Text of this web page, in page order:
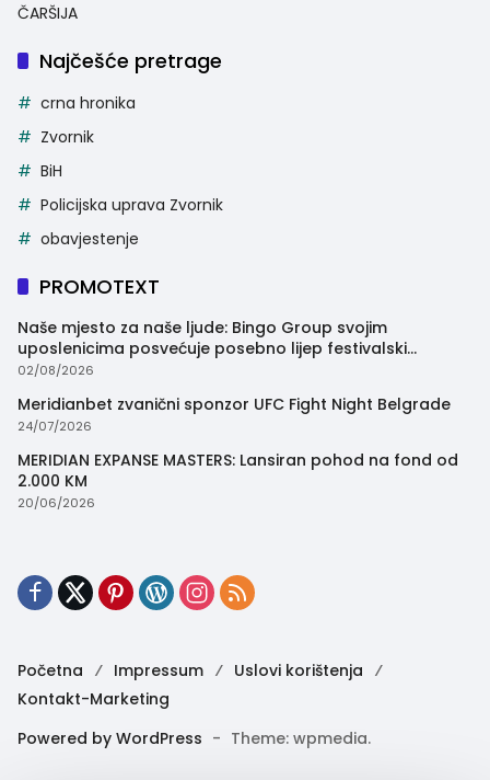
ČARŠIJA
Najčešće pretrage
crna hronika
Zvornik
BiH
Policijska uprava Zvornik
obavjestenje
PROMOTEXT
Naše mjesto za naše ljude: Bingo Group svojim
uposlenicima posvećuje posebno lijep festivalski
trenutak
02/08/2026
Meridianbet zvanični sponzor UFC Fight Night Belgrade
24/07/2026
MERIDIAN EXPANSE MASTERS: Lansiran pohod na fond od
2.000 KM
20/06/2026
Početna Impressum
Uslovi korištenja
Kontakt-Marketing
Powered by WordPress - Theme: wpmedia.